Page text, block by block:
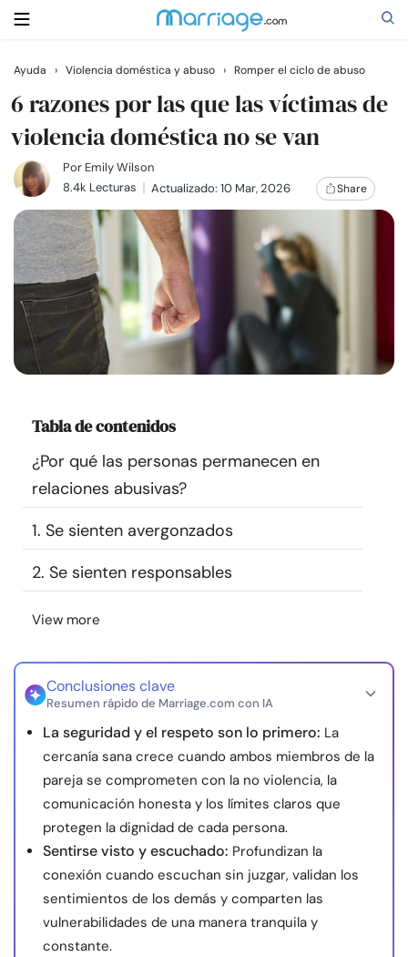
Buscar
Casarse
Relaciones
Familia
Ayuda
Cursos
Recursos
Comunidad
Encuentra un terapeuta
Idioma
nosotros
© Copyright 2026. Todos los derechos reservados.
Ayuda › Violencia doméstica y abuso › Romper el ciclo de abuso
6 razones por las que las víctimas de
violencia doméstica no se van
Por Emily Wilson
8.4k Lecturas
Actualizado: 10 Mar, 2026 Share
Tabla de contenidos
¿Por qué las personas permanecen en
relaciones abusivas?
1. Se sienten avergonzados
2. Se sienten responsables
View more
Conclusiones clave
Resumen rápido de Marriage.com con IA
La seguridad y el respeto son lo primero: La
cercanía sana crece cuando ambos miembros de la
pareja se comprometen con la no violencia, la
comunicación honesta y los límites claros que
protegen la dignidad de cada persona.
Sentirse visto y escuchado: Profundizan la
conexión cuando escuchan sin juzgar, validan los
sentimientos de los demás y comparten las
vulnerabilidades de una manera tranquila y
constante.